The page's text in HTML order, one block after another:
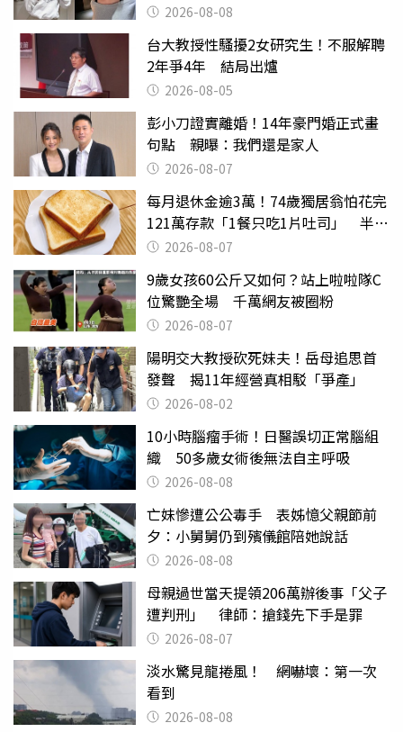
2026-08-08
台大教授性騷擾2女研究生！不服解聘
2年爭4年 結局出爐
2026-08-05
彭小刀證實離婚！14年豪門婚正式畫
句點 親曝：我們還是家人
2026-08-07
每月退休金逾3萬！74歲獨居翁怕花完
121萬存款「1餐只吃1片吐司」 半年
後暴瘦嚇壞女兒
2026-08-07
9歲女孩60公斤又如何？站上啦啦隊C
位驚艷全場 千萬網友被圈粉
2026-08-07
陽明交大教授砍死妹夫！岳母追思首
發聲 揭11年經營真相駁「爭產」
2026-08-02
10小時腦瘤手術！日醫誤切正常腦組
織 50多歲女術後無法自主呼吸
2026-08-08
亡妹慘遭公公毒手 表姊憶父親節前
夕：小舅舅仍到殯儀館陪她說話
2026-08-08
母親過世當天提領206萬辦後事「父子
遭判刑」 律師：搶錢先下手是罪
2026-08-07
淡水驚見龍捲風！ 網嚇壞：第一次
看到
2026-08-08